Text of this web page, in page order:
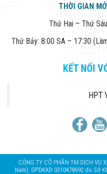
THỜI GIAN
Thứ Hai – Thứ
Thứ Bảy: 8:00 SA – 17:30
KẾT NỐI
HPT
CÔNG TY CỔ PHẦN TM DỊCH VỤ
Nam). GPDKKD 0310478692 do Sở